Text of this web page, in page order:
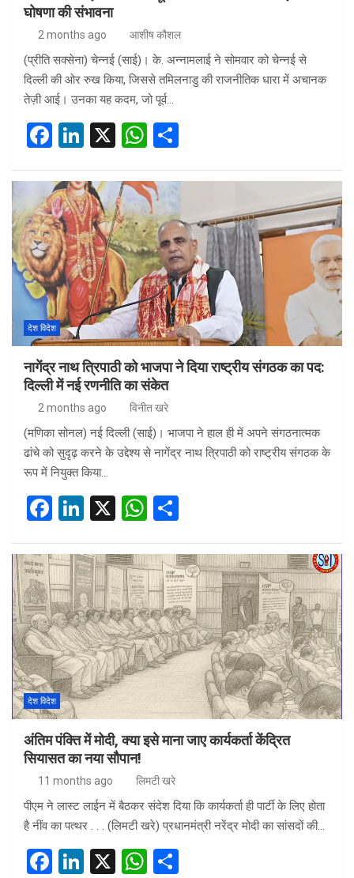
घोषणा की संभावना
2 months ago आशीष कौशल
(प्रीति सक्सेना) चेन्नई (साई)। के. अन्नामलाई ने सोमवार को चेन्नई से
दिल्ली की ओर रुख किया, जिससे तमिलनाडु की राजनीतिक धारा में अचानक
तेज़ी आई। उनका यह कदम, जो पूर्व…
F
ce
b
o
o
k
Li
ke
dI
n
X
W
at
s
A
p
p
ar
e
देश विदेश
नागेंद्र नाथ त्रिपाठी को भाजपा ने दिया राष्ट्रीय संगठक का पद:
दिल्ली में नई रणनीति का संकेत
2 months ago विनीत खरे
(मणिका सोनल) नई दिल्ली (साई)। भाजपा ने हाल ही में अपने संगठनात्मक
ढांचे को सुदृढ़ करने के उद्देश्य से नागेंद्र नाथ त्रिपाठी को राष्ट्रीय संगठक के
रूप में नियुक्त किया…
F
ce
b
o
o
k
Li
ke
dI
n
X
W
at
s
A
p
p
ar
e
देश विदेश
अंतिम पंक्ति में मोदी, क्या इसे माना जाए कार्यकर्ता केंद्रित
सियासत का नया सौपान!
11 months ago लिमटी खरे
पीएम ने लास्ट लाईन में बैठकर संदेश दिया कि कार्यकर्ता ही पार्टी के लिए होता
है नींव का पत्थर . . . (लिमटी खरे) प्रधानमंत्री नरेंद्र मोदी का सांसदों की…
F
Li
X
W